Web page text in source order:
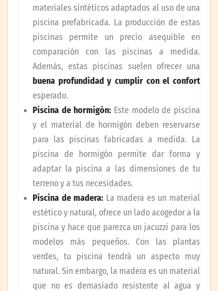
materiales sintéticos adaptados al uso de una
piscina prefabricada. La producción de estas
piscinas permite un precio asequible en
comparación con las piscinas a medida.
Además, estas piscinas suelen ofrecer una
buena profundidad y cumplir con el confort
esperado.
Piscina de hormigón: Este modelo de piscina
y el material de hormigón deben reservarse
para las piscinas fabricadas a medida. La
piscina de hormigón permite dar forma y
adaptar la piscina a las dimensiones de tu
terreno y a tus necesidades.
Piscina de madera: La madera es un material
estético y natural, ofrece un lado acogedor a la
piscina y hace que parezca un jacuzzi para los
modelos más pequeños. Con las plantas
verdes, tu piscina tendrá un aspecto muy
natural. Sin embargo, la madera es un material
que no es demasiado resistente al agua y